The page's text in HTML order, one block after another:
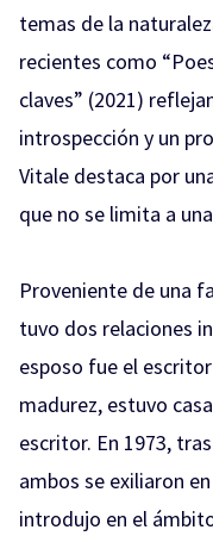
temas de la
recientes como
claves” (2021)
introspección y un
Vitale destaca por
que no se limita a
Proveniente de una
tuvo dos relaciones
esposo fue el
madurez, estuvo
escritor. En 1973,
ambos se exiliaron
introdujo en el